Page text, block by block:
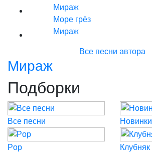
Мираж
Море грёз
Мираж
Все песни автора
Мираж
Подборки
Все песни Новинки
Pop Клубняк